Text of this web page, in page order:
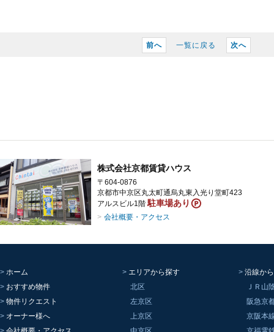
前へ 一覧に戻る 次へ
株式会社京都賃貸ハウス
〒604-0876
京都市中京区丸太町通烏丸東入光り堂町423
アルスビル1階 駐車場あり
会社概要・アクセス
ホーム
おすすめ物件
物件リクエスト
オーナー様へ
エリアから探す
北区
左京区
上京区
沿線か
ＪＲ山
阪急京
京阪本